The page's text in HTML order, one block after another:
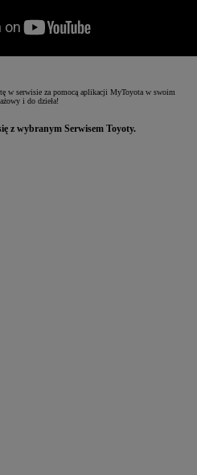
w serwisie za pomocą aplikacji MyToyota w swoim
i do dzieła!
z wybranym Serwisem Toyoty.